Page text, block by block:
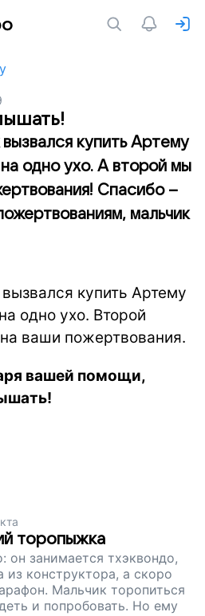
купить Артему
одно ухо. А второй мы
Спасибо –
мальчик
купить Артему
одно ухо. Второй
ваши пожертвования.
вашей помощи,
торопыжка
он занимается тхэквондо,
из конструктора, а скоро
Мальчик торопиться
и попробовать. Но ему